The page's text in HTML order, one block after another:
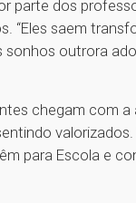
parte dos
“Eles saem
outrora
chegam com
para Escola e